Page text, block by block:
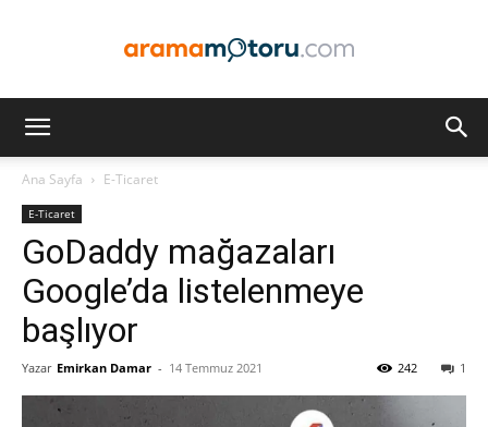
Ana Sayfa E-Ticaret
E-Ticaret
GoDaddy mağazaları
Google’da listelenmeye
başlıyor
Yazar Emirkan Damar - 14 Temmuz 2021 1
242